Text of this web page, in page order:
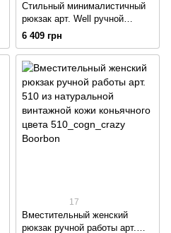
Стильный минималистичный
рюкзак арт. Well ручной
работы из натуральной
винтажной кожи коньячного
цвета
6 409 грн
17
Вместительный женский
рюкзак ручной работы арт.